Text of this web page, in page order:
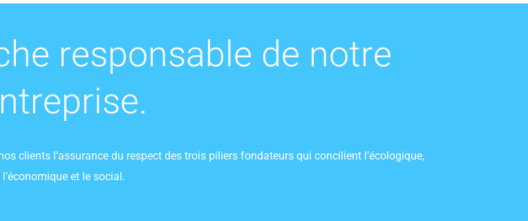
responsable de notre
clients l’assurance du respect des trois piliers fondateurs qui concilient l’écologique,
l’économique et le social.